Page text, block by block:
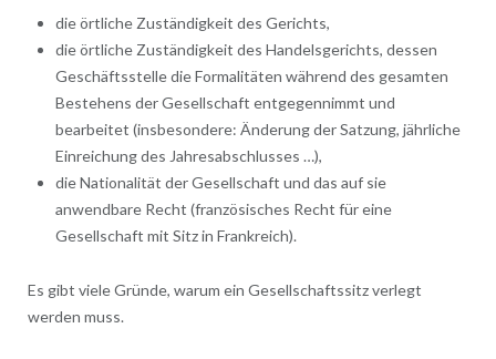
die örtliche Zuständigkeit des Gerichts,
die örtliche Zuständigkeit des Handelsgerichts, dessen
Geschäftsstelle die Formalitäten während des gesamten
Bestehens der Gesellschaft entgegennimmt und
bearbeitet (insbesondere: Änderung der Satzung, jährliche
Einreichung des Jahresabschlusses …),
die Nationalität der Gesellschaft und das auf sie
anwendbare Recht (französisches Recht für eine
Gesellschaft mit Sitz in Frankreich).
Es gibt viele Gründe, warum ein Gesellschaftssitz verlegt
werden muss.